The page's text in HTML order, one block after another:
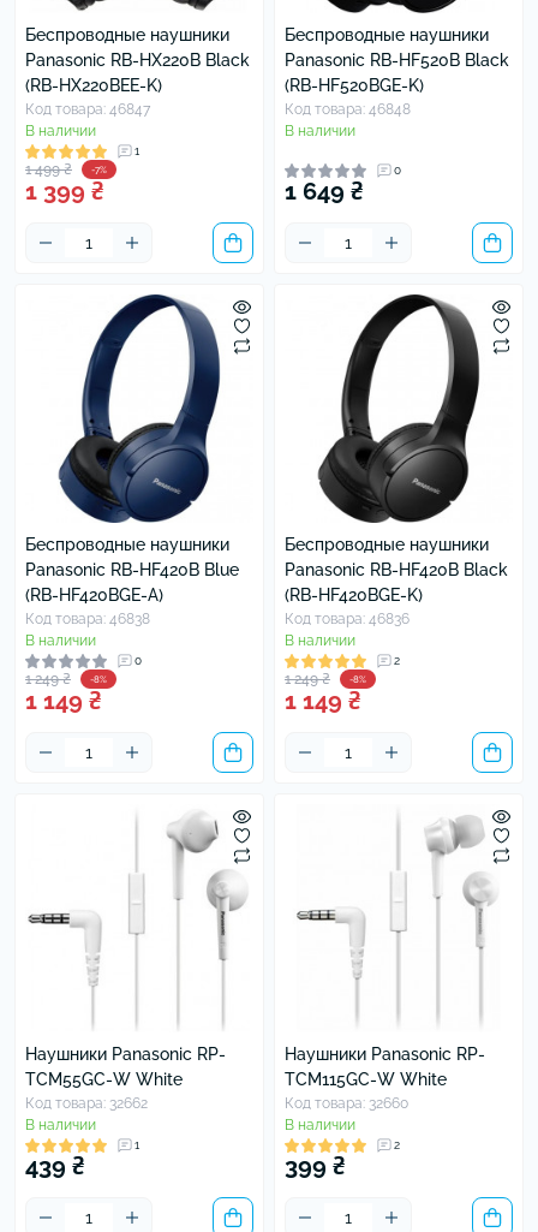
Беспроводные наушники
Panasonic RB-HX220B Black
(RB-HX220BEE-K)
Код товара: 46847
В наличии
1
1 499 ₴ -7%
1 399 ₴
Беспроводные наушники
Panasonic RB-HF520B Black
(RB-HF520BGE-K)
Код товара: 46848
В наличии
0
1 649 ₴
Беспроводные наушники
Panasonic RB-HF420B Blue
(RB-HF420BGE-A)
Код товара: 46838
В наличии
0
1 249 ₴ -8%
1 149 ₴
Беспроводные наушники
Panasonic RB-HF420B Black
(RB-HF420BGE-K)
Код товара: 46836
В наличии
2
1 249 ₴ -8%
1 149 ₴
Наушники Panasonic RP-
TCM55GC-W White
Код товара: 32662
В наличии
1
439 ₴
Наушники Panasonic RP-
TCM115GC-W White
Код товара: 32660
В наличии
2
399 ₴